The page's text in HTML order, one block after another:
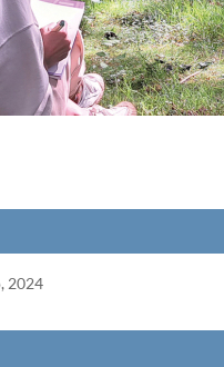
2024